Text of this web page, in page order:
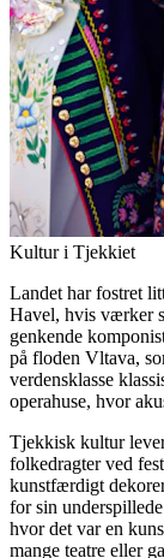
Kultur i Tjekkiet
Landet har fostret
Havel, hvis værker
genkende
på floden Vltava,
verdensklasse
operahuse, hvor
Tjekkisk kultur
folkedragter ved
kunstfærdigt
for sin
hvor det var en
mange teatre eller